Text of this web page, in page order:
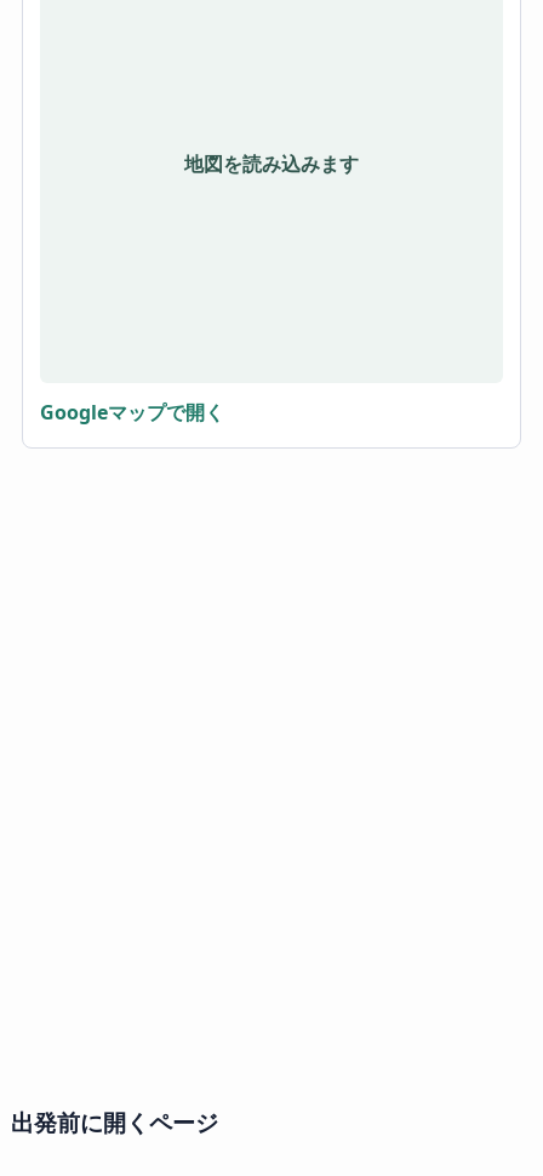
地図を読み込みます
Googleマップで開く
出発前に開くページ